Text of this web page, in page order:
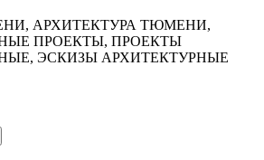
АРХИТЕКТУРА ТЮМЕНИ,
ПРОЕКТЫ, ПРОЕКТЫ
ЭСКИЗЫ АРХИТЕКТУРНЫЕ